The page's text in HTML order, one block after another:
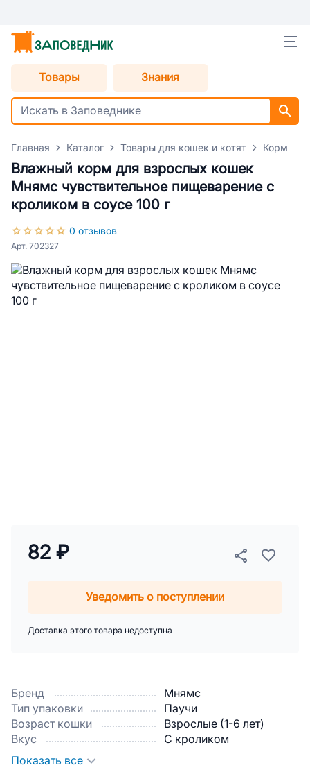
Товары Знания
Главная Каталог Товары для кошек и котят Корм
Влажный корм для взрослых кошек
Мнямс чувствительное пищеварение с
кроликом в соусе 100 г
0 отзывов
Арт. 702327
Бренд
Мнямс
Тип упаковки
Паучи
Возраст кошки
Взрослые (1-6 лет)
Вкус
С кроликом
Показать все
82 ₽
Уведомить о поступлении
Доставка этого товара недоступна